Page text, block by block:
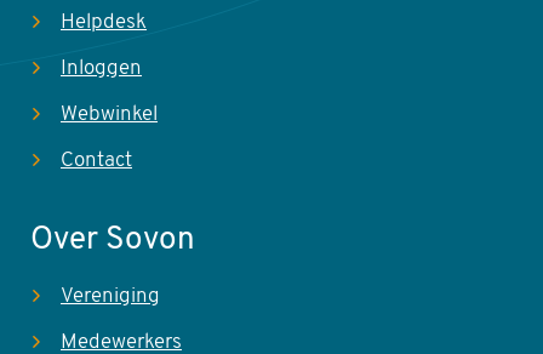
Helpdesk
Inloggen
Webwinkel
Contact
Over Sovon
Vereniging
Medewerkers